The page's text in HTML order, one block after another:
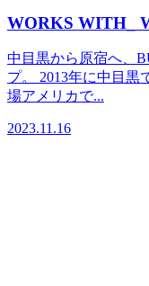
WORKS WITH_
中目黒から原宿へ、
プ。 2013年に中目黒
場アメリカで...
2023.11.16